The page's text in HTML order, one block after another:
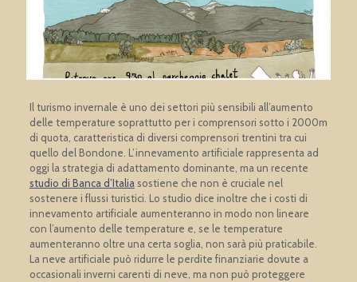
Il turismo invernale è uno dei settori più sensibili all’aumento
delle temperature soprattutto per i comprensori sotto i 2000m
di quota, caratteristica di diversi comprensori trentini tra cui
quello del Bondone. L’innevamento artificiale rappresenta ad
oggi la strategia di adattamento dominante, ma un recente
studio di Banca d’Italia sostiene che non è cruciale nel
sostenere i flussi turistici . Lo studio dice inoltre che i costi di
innevamento artificiale aumenteranno in modo non lineare
con l’aumento delle temperature e, se le temperature
aumenteranno oltre una certa soglia, non sarà più praticabile.
La neve artificiale può ridurre le perdite finanziarie dovute a
occasionali inverni carenti di neve, ma non può proteggere